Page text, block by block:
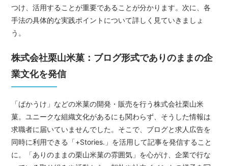
つけ、活用することが重要であることが分かります。次に、各
手法の具体的な実践ポイントについて詳しく見ていきましょ
う。
株式会社栗山米菓：ブログ形式でありのままの企
業文化を発信
「ばかうけ」などの米菓の開発・販売を行う株式会社栗山米
菓。ユニークな組織文化があるにも関わらず、そうした情報は
求職者に届いていませんでした。そこで、ブログと求人広告を
同時に利用できる「+Stories.」を活用して記事を発信すること
に。「ありのままの栗山米菓の雰囲気」を心がけ、企業で行な